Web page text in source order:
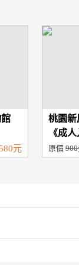
元
桃園新
《成
原價